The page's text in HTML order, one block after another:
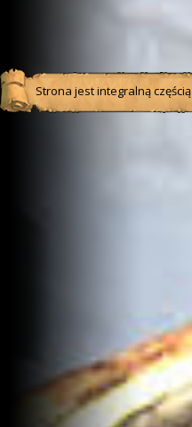
Strona jest integralną częścią